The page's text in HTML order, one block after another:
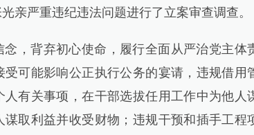
亲严重违纪违法问题进行了立案审查调查。
，背弃初心使命，履行全面从严治党主体
可能影响公正执行公务的宴请，违规借用
有关事项，在干部选拔任用工作中为他人
取利益并收受财物；违规干预和插手工程